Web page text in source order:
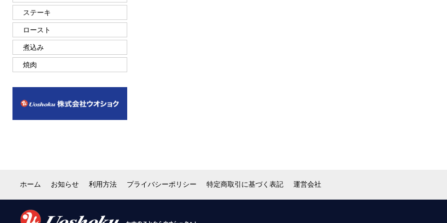
ステーキ
ロースト
煮込み
焼肉
ホーム お知らせ 利用方法 プライバシーポリシー 特定商取引に基づく表記 運営会社